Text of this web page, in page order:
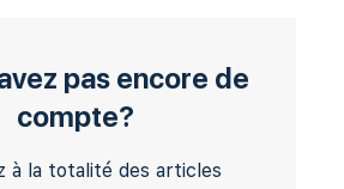
pas encore de
compte?
à la totalité des articles